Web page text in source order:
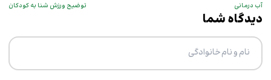
آب درمانی توضیح ورزش شنا به کودکان
دیدگاه شما